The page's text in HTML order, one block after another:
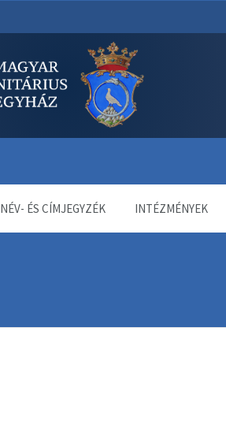
NÉV- ÉS CÍMJEGYZÉK INTÉZMÉNYEK